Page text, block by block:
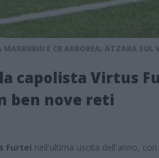
E CR ARBOREA; ATZARA SUL
capolista Virtus
ben nove reti
Furtei nell'ultima uscita dell'anno,